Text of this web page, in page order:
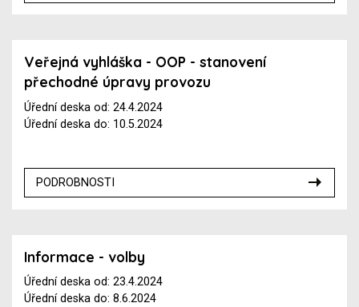
Veřejná vyhláška - OOP - stanovení
přechodné úpravy provozu
Úřední deska od: 24.4.2024
Úřední deska do: 10.5.2024
PODROBNOSTI
Informace - volby
Úřední deska od: 23.4.2024
Úřední deska do: 8.6.2024